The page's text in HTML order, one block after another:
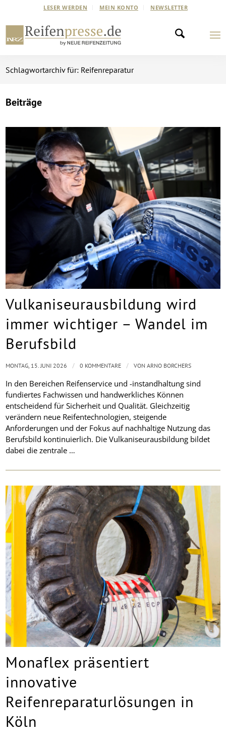
LESER WERDEN MEIN KONTO NEWSLETTER
Schlagwortarchiv für: Reifenreparatur
Beiträge
Vulkaniseurausbildung wird
immer wichtiger – Wandel im
Berufsbild
In den Bereichen Reifenservice und -instandhaltung sind
fundiertes Fachwissen und handwerkliches Können
entscheidend für Sicherheit und Qualität. Gleichzeitig
verändern neue Reifentechnologien, steigende
Anforderungen und der Fokus auf nachhaltige Nutzung das
Berufsbild kontinuierlich. Die Vulkaniseurausbildung bildet
dabei die zentrale …
MONTAG, 15. JUNI 2026 / 0 KOMMENTARE / VONARNO BORCHERS
Monaflex präsentiert
innovative
Reifenreparaturlösungen in
Köln